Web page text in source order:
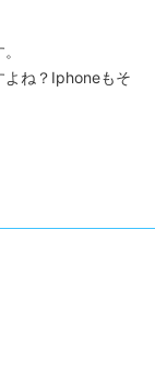
よね？Iphoneもそ